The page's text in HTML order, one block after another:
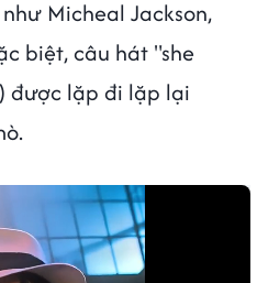
Micheal Jackson,
biệt, câu hát "she
được lặp đi lặp lại